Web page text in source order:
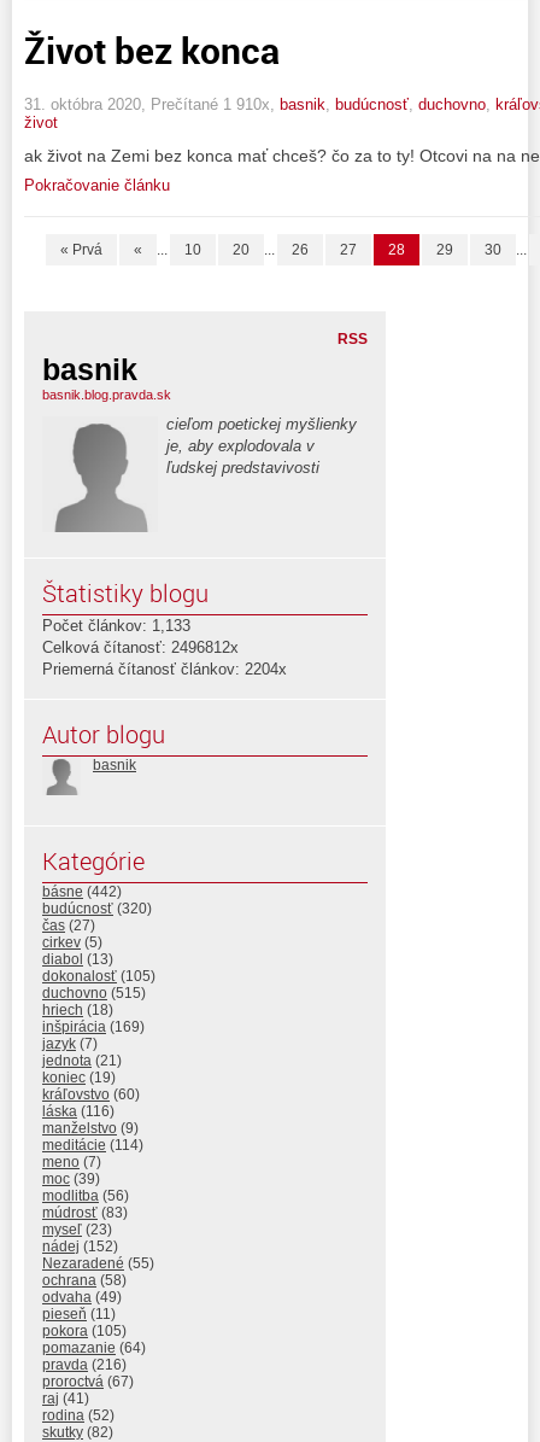
Život bez konca
31. októbra 2020, Prečítané 1 910x, basnik, budúcnosť, duchovno,
život
ak život na Zemi bez konca mať chceš? čo za to ty! Otcovi na na
Pokračovanie článku
« Prvá « ... 10 20 ... 26 27 28 29 30 ...
RSS
basnik
basnik.blog.pravda.sk
cieľom poetickej myšlienky
je, aby explodovala v
ľudskej predstavivosti
Štatistiky blogu
Počet článkov: 1,133
Celková čítanosť: 2496812x
Priemerná čítanosť článkov: 2204x
Autor blogu
basnik
Kategórie
básne (442)
budúcnosť (320)
čas (27)
cirkev (5)
diabol (13)
dokonalosť (105)
duchovno (515)
hriech (18)
inšpirácia (169)
jazyk (7)
jednota (21)
koniec (19)
kráľovstvo (60)
láska (116)
manželstvo (9)
meditácie (114)
meno (7)
moc (39)
modlitba (56)
múdrosť (83)
myseľ (23)
nádej (152)
Nezaradené (55)
ochrana (58)
odvaha (49)
pieseň (11)
pokora (105)
pomazanie (64)
pravda (216)
proroctvá (67)
raj (41)
rodina (52)
skutky (82)